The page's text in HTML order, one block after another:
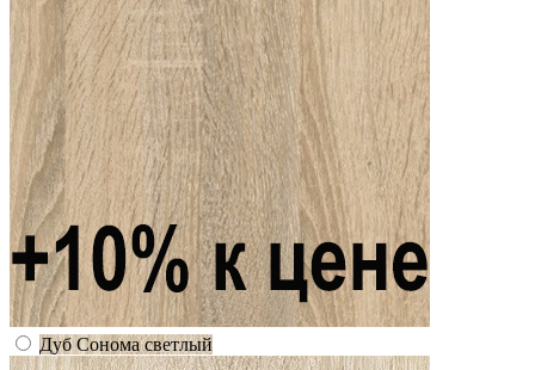
Дуб Сонома светлый